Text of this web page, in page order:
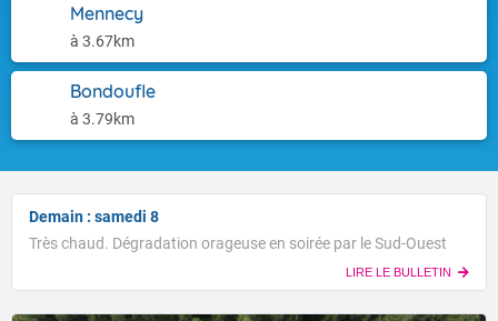
Mennecy
à 3.67km
Bondoufle
à 3.79km
Demain : samedi 8
Très chaud. Dégradation orageuse en soirée par le Sud-Ouest
LIRE LE BULLETIN